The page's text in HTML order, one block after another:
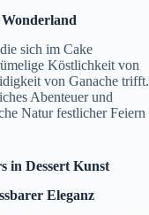
Wonderland
sich im Cake
Köstlichkeit von
von Ganache trifft.
Abenteuer und
Natur festlicher Feiern
in Dessert Kunst
Eleganz